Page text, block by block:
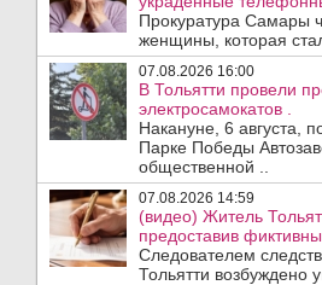
Прокуратура Самары
женщины, которая
07.08.2026 16:00
В Тольятти провели
электросамокатов .
Накануне, 6 августа,
Парке Победы
общественной ..
07.08.2026 14:59
(видео) Житель
предоставив
Следователем
Тольятти возбуждено